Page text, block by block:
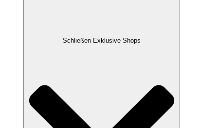
Schließen Exklusive Shops